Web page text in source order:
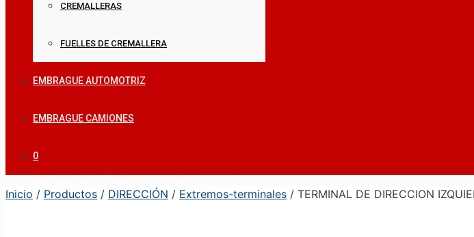
CREMALLERAS
FUELLES DE CREMALLERA
EMBRAGUE AUTOMOTRIZ
EMBRAGUE CAMIONES
0
Inicio / Productos / DIRECCIÓN / Extremos-terminales / TERMINAL DE DIRECCION